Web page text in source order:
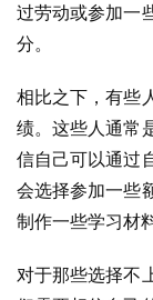
过劳动或参加一
分。
相比之下，有些
绩。这些人通常
信自己可以通过
会选择参加一些
制作一些学习材
对于那些选择不